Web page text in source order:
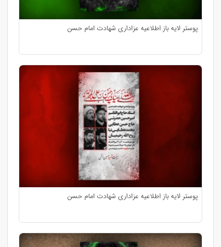
پوستر لایه باز اطلاعیه عزاداری شهادت امام حسن
پوستر لایه باز اطلاعیه عزاداری شهادت امام حسن